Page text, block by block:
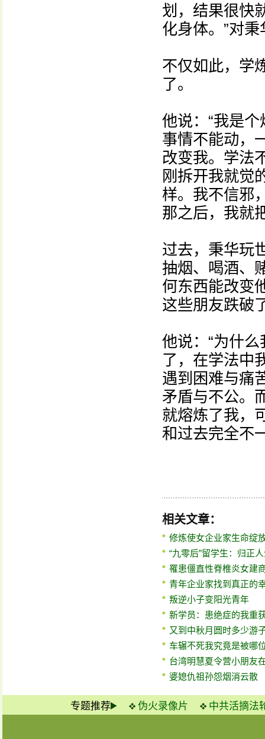
划，结果很快
化身体。”对
不仅如此，学
了。
他说：“我是
事情不能动，
改变我。学法
刚拆开我就觉
样。我不信邪
那之后，我就
过去，秉华玩
抽烟、喝酒、
何东西能改变
这些朋友跌破
他说：“为什
了，在学法中
遇到困难与痛
矛盾与不公。
就熔炼了我，
和过去完全不
相关文章：
修炼使女企业家生命绽
“九零后”留学生：归正
罹患僵直性脊椎炎女建
青年企业家找到真正的
叛逆小子变阳光青年
新学员：患绝症的我重
又到中秋月圆时多少游
车辗不死我究竟是被哪
台湾明慧夏令营小朋友
婆媳仇祖孙怨烟消云散
专题推荐 伪火录像片 中共活摘法